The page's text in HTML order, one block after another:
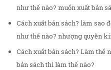
như thế nào? muốn xuất bản
Cách xuất bản sách? làm sao
như thế nào? nhượng quyền
Cách xuất bản sách? Làm thế
bản sách thì làm thế nào?